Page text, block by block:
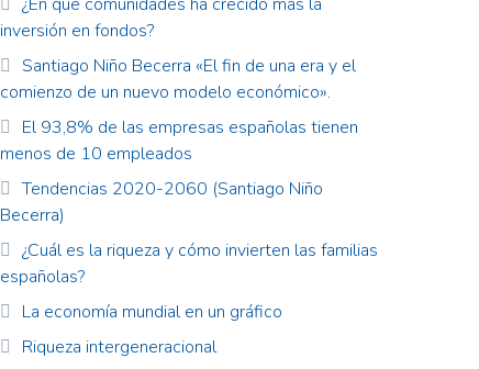
¿En qué comunidades ha crecido más la
inversión en fondos?
Santiago Niño Becerra «El fin de una era y el
comienzo de un nuevo modelo económico».
El 93,8% de las empresas españolas tienen
menos de 10 empleados
Tendencias 2020-2060 (Santiago Niño
Becerra)
¿Cuál es la riqueza y cómo invierten las familias
españolas?
La economía mundial en un gráfico
Riqueza intergeneracional